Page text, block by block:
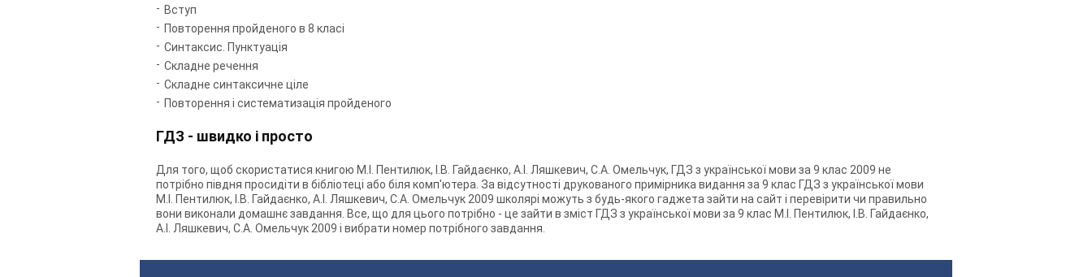
Вступ
Повторення пройденого в 8 класі
Синтаксис. Пунктуація
Складне речення
Складне синтаксичне ціле
Повторення і систематизація пройденого
ГДЗ - швидко і просто
Для того, щоб скористатися книгою М.І. Пентилюк, І.В. Гайдаєнко, А.І. Ляшкевич, С.А. Омельчук, ГДЗ з української мови за 9 клас 2009 не
потрібно півдня просидіти в бібліотеці або біля комп'ютера. За відсутності друкованого примірника видання за 9 клас ГДЗ з української мови
М.І. Пентилюк, І.В. Гайдаєнко, А.І. Ляшкевич, С.А. Омельчук 2009 школярі можуть з будь-якого гаджета зайти на сайт і перевірити чи правильно
вони виконали домашнє завдання. Все, що для цього потрібно - це зайти в зміст ГДЗ з української мови за 9 клас М.І. Пентилюк, І.В. Гайдаєнко,
А.І. Ляшкевич, С.А. Омельчук 2009 і вибрати номер потрібного завдання.